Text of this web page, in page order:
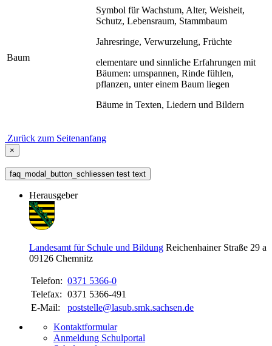
Baum
Symbol für Wachstum, Alter, Weisheit,
Schutz, Lebensraum, Stammbaum
Jahresringe, Verwurzelung, Früchte
elementare und sinnliche Erfahrungen mit
Bäumen: umspannen, Rinde fühlen,
pflanzen, unter einem Baum liegen
Bäume in Texten, Liedern und Bildern
Zurück zum Seitenanfang
×
faq_modal_button_schliessen test text
Herausgeber
Landesamt für Schule und Bildung Reichenhainer Straße 29 a
09126 Chemnitz
Telefon: 0371 5366-0
Telefax: 0371 5366-491
E-Mail:
poststelle@lasub.smk.sachsen.de
Kontaktformular
Anmeldung Schulportal